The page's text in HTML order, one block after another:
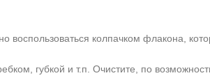
воспользоваться колпачком флакона,
губкой и т.п. Очистите, по